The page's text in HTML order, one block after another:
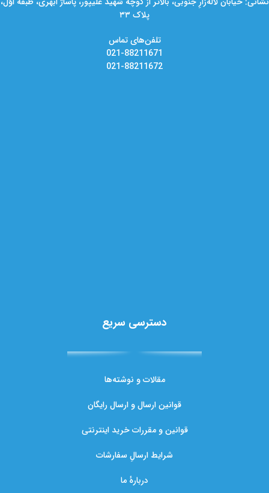
پلاک ۳۳
تلفن‌های تماس
021-88211671
021-88211672
دسترسی سریع
مقالات و نوشته‌ها
قوانین ارسال و ارسال رایگان
قوانین و مقررات خرید اینترنتی
شرایط ارسالِ سفارشات
دربارهٔ ما